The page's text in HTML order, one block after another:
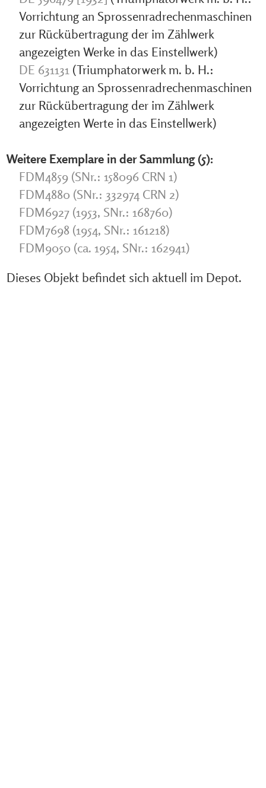
Vorrichtung an Sprossenradrechenmaschinen
zur Rückübertragung der im Zählwerk
angezeigten Werke in das Einstellwerk)
DE 631131 (Triumphatorwerk m. b. H.:
Vorrichtung an Sprossenradrechenmaschinen
zur Rückübertragung der im Zählwerk
angezeigten Werte in das Einstellwerk)
Weitere Exemplare in der Sammlung (5):
FDM4859 (SNr.: 158096 CRN 1)
FDM4880 (SNr.: 332974 CRN 2)
FDM6927 (1953, SNr.: 168760)
FDM7698 (1954, SNr.: 161218)
FDM9050 (ca. 1954, SNr.: 162941)
Dieses Objekt befindet sich aktuell im Depot.